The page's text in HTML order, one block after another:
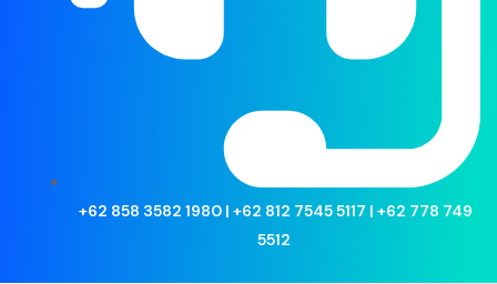
+62 858 3582 1980 | +62 812 7545 5117 | +62 778 749
5512